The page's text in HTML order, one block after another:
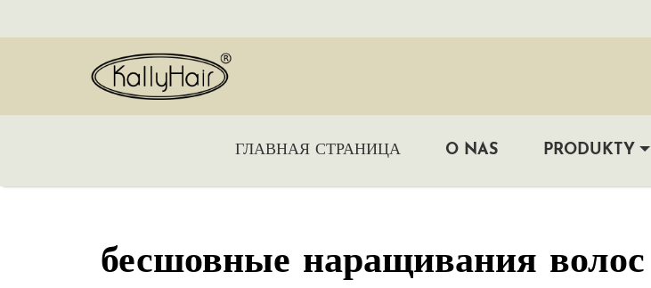
ГЛАВНАЯ СТРАНИЦА O NAS PRODUKTY
бесшовные наращивания